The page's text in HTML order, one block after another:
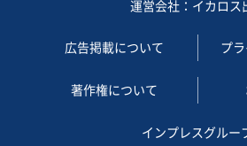
運営会社：イカロス
広告掲載について プ
著作権について
インプレスグルー